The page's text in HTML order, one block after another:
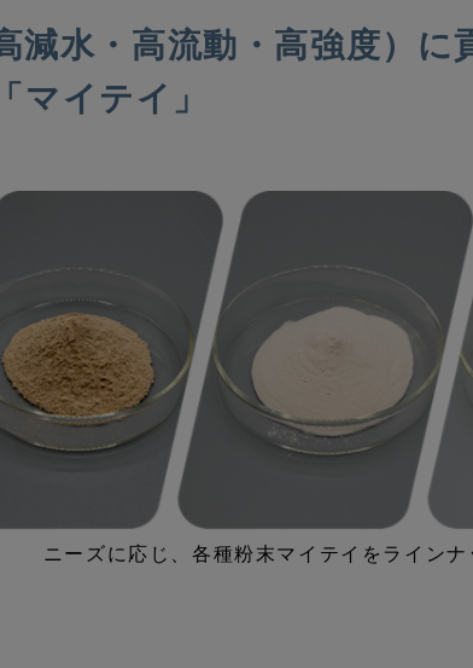
水・高流動・高強度）に
マイテイ」
ニーズに応じ、各種粉末マイテイをライ